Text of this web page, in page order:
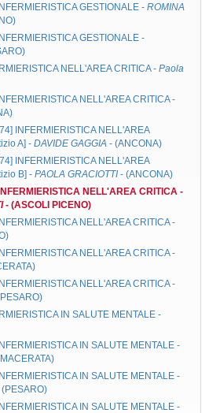
INFERMIERISTICA GESTIONALE - ROMINA
INFERMIERISTICA GESTIONALE -
NELL'AREA CRITICA- Paola
INFERMIERISTICA NELL'AREA CRITICA-
INFERMIERISTICA NELL'AREA
A] - DAVIDE GAGGIA - (ANCONA)
INFERMIERISTICA NELL'AREA
B] - PAOLA GRACIOTTI- (ANCONA)
INFERMIERISTICA NELL'AREA CRITICA -
- (ASCOLI PICENO)
INFERMIERISTICA NELL'AREA CRITICA-
INFERMIERISTICA NELL'AREA CRITICA-
INFERMIERISTICA NELL'AREA CRITICA-
IN SALUTE MENTALE -
INFERMIERISTICA IN SALUTE MENTALE -
INFERMIERISTICA IN SALUTE MENTALE -
(PESARO)
INFERMIERISTICA IN SALUTE MENTALE -